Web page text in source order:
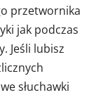
przetwornika
jak podczas
Jeśli lubisz
słuchawki